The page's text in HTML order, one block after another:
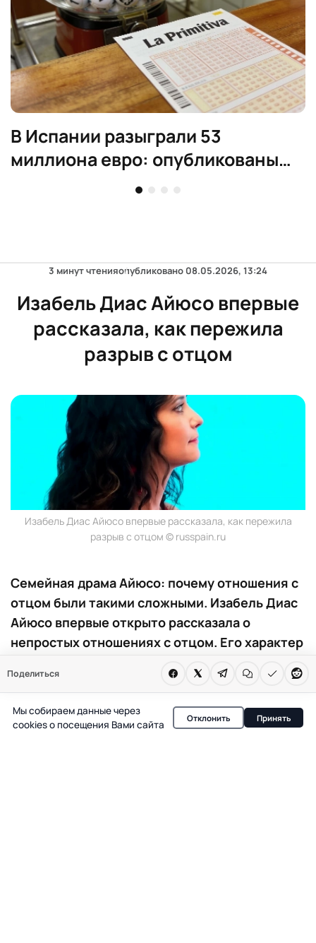
В Испании разыграли 53
миллиона евро: опубликованы
номера La Primitiva
Поделиться
3 минут чтенияопубликовано 08.05.2026, 13:24
Изабель Диас Айюсо впервые
рассказала, как пережила
разрыв с отцом
Изабель Диас Айюсо впервые рассказала, как пережила
разрыв с отцом © russpain.ru
Семейная драма Айюсо: почему отношения с
отцом были такими сложными. Изабель Диас
Айюсо впервые открыто рассказала о
непростых отношениях с отцом. Его характер
Семейная тема вновь оказалась в центре
В испанской светской хронике редко бывает неделя
Мы собираем данные через
cookies о посещения Вами сайта
Отклонить Принять